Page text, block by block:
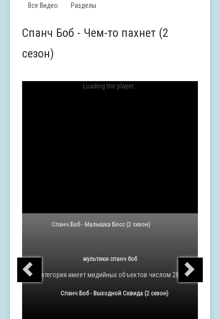
Все Видео Разделы
Спанч Боб - Чем-то пахнет (2
сезон)
Loading the player...
Спанч Боб - Малышка Босс (2 сезон)
мультики спанч боб
Категория имеет мидийных объектов числом 285
Спанч Боб - Выходной Сквида (2 сезон)